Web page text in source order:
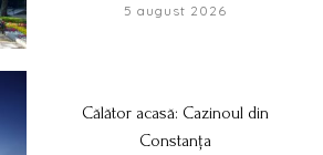
5 august 2026
Călător acasă: Cazinoul din
Constanța